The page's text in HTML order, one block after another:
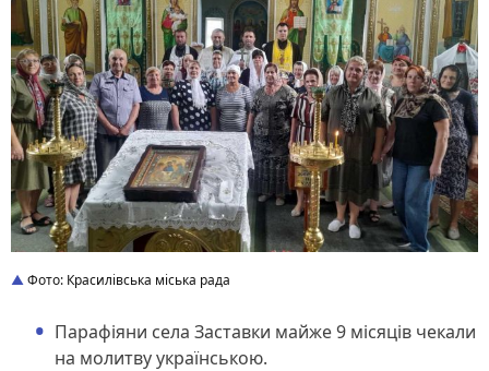
Фото: Красилівська міська рада
Парафіяни села Заставки майже 9 місяців чекали
на молитву українською.